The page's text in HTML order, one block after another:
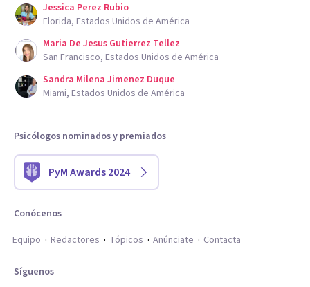
Jessica Perez Rubio
Florida, Estados Unidos de América
Maria De Jesus Gutierrez Tellez
San Francisco, Estados Unidos de América
Sandra Milena Jimenez Duque
Miami, Estados Unidos de América
Psicólogos nominados y premiados
PyM Awards 2024
Conócenos
Equipo
Redactores Tópicos Anúnciate Contacta
Síguenos